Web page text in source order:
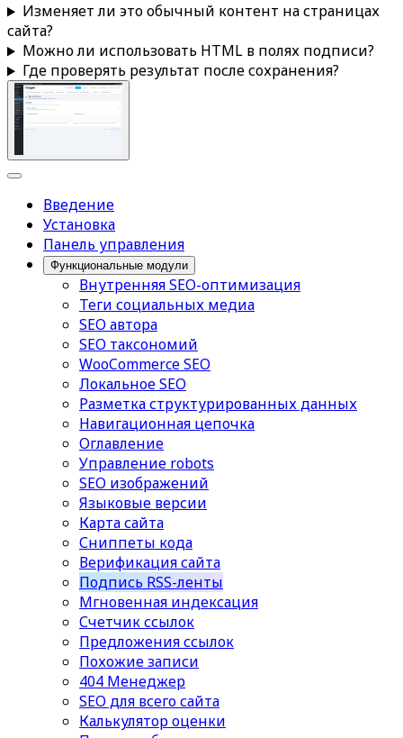
Изменяет ли это обычный контент на страницах
сайта?
Можно ли использовать HTML в полях подписи?
Где проверять результат после сохранения?
Введение
Установка
Панель управления
Функциональные модули
Внутренняя SEO-оптимизация
Теги социальных медиа
SEO автора
SEO таксономий
WooCommerce SEO
Локальное SEO
Разметка структурированных данных
Навигационная цепочка
Оглавление
Управление robots
SEO изображений
Языковые версии
Карта сайта
Сниппеты кода
Верификация сайта
Подпись RSS-ленты
Мгновенная индексация
Счетчик ссылок
Предложения ссылок
Похожие записи
404 Менеджер
SEO для всего сайта
Калькулятор оценки